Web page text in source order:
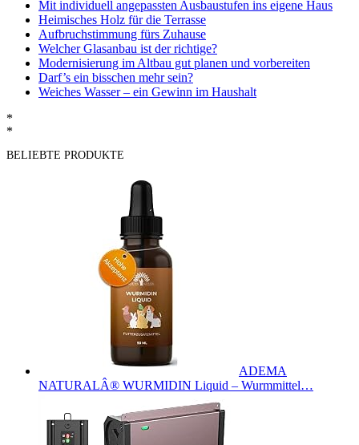
Mit individuell angepassten Ausbaustufen ins eigene Haus
Heimisches Holz für die Terrasse
Aufbruchstimmung fürs Zuhause
Welcher Glasanbau ist der richtige?
Modernisierung im Altbau gut planen und vorbereiten
Darf’s ein bisschen mehr sein?
Weiches Wasser – ein Gewinn im Haushalt
*
*
BELIEBTE PRODUKTE
ADEMA
NATURALÂ® WURMIDIN Liquid – Wurmmittel…